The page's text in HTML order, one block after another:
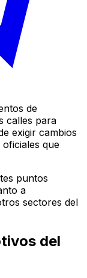
de
calles para
exigir cambios
que
puntos
a
sectores del
del